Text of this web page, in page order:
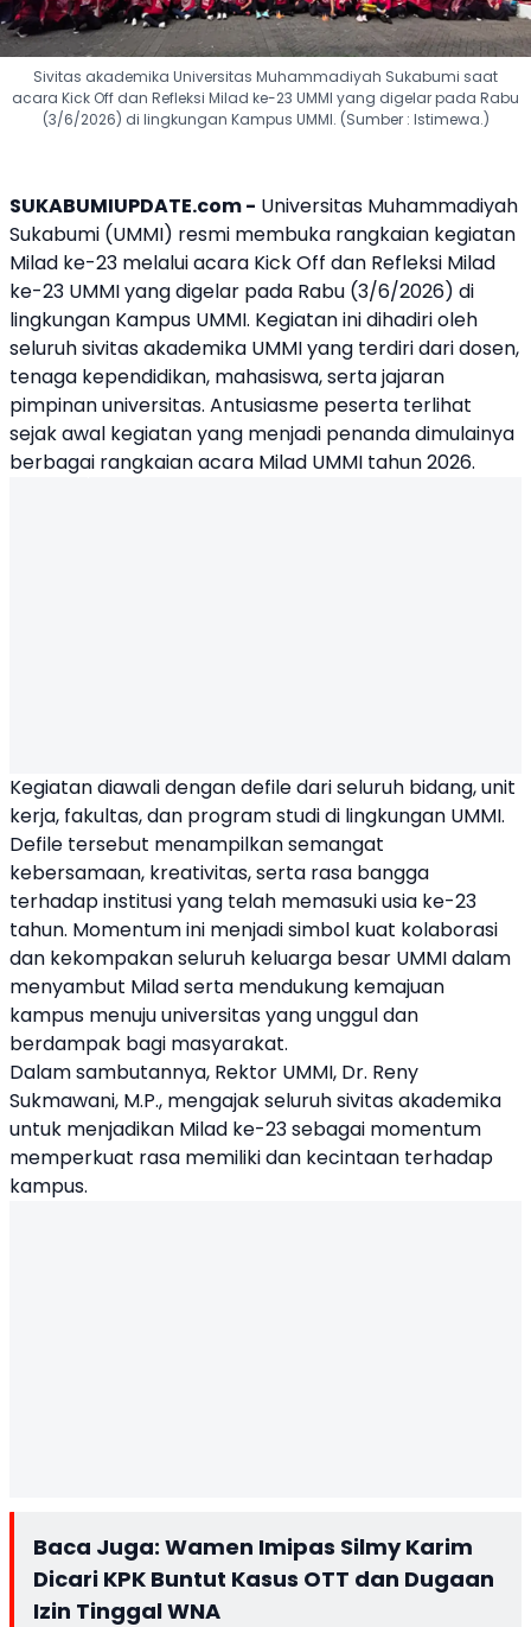
Sivitas akademika Universitas Muhammadiyah Sukabumi saat
acara Kick Off dan Refleksi Milad ke-23 UMMI yang digelar pada Rabu
(3/6/2026) di lingkungan Kampus UMMI. (Sumber : Istimewa.)
SUKABUMIUPDATE.com - Universitas Muhammadiyah
Sukabumi (UMMI) resmi membuka rangkaian kegiatan
Milad ke-23 melalui acara Kick Off dan Refleksi Milad
ke-23 UMMIyang digelar pada Rabu (3/6/2026) di
lingkungan Kampus UMMI. Kegiatan ini dihadiri oleh
seluruh sivitas akademika UMMI yang terdiri dari dosen,
tenaga kependidikan, mahasiswa, serta jajaran
pimpinan universitas. Antusiasme peserta terlihat
sejak awal kegiatan yang menjadi penanda dimulainya
berbagai rangkaian acara Milad UMMI tahun 2026.
Kegiatan diawali dengan defile dari seluruh bidang, unit
kerja, fakultas, dan program studi di lingkungan UMMI.
Defile tersebut menampilkan semangat
kebersamaan, kreativitas, serta rasa bangga
terhadap institusi yang telah memasuki usia ke-23
tahun. Momentum ini menjadi simbol kuat kolaborasi
dan kekompakan seluruh keluarga besar UMMI dalam
menyambut Milad serta mendukung kemajuan
kampus menuju universitas yang unggul dan
berdampak bagi masyarakat.
Dalam sambutannya, Rektor UMMI, Dr. Reny
Sukmawani, M.P., mengajak seluruh sivitas akademika
untuk menjadikan Milad ke-23 sebagai momentum
memperkuat rasa memiliki dan kecintaan terhadap
kampus.
Baca Juga: Wamen Imipas Silmy Karim
Dicari KPK Buntut Kasus OTT dan Dugaan
Izin Tinggal WNA